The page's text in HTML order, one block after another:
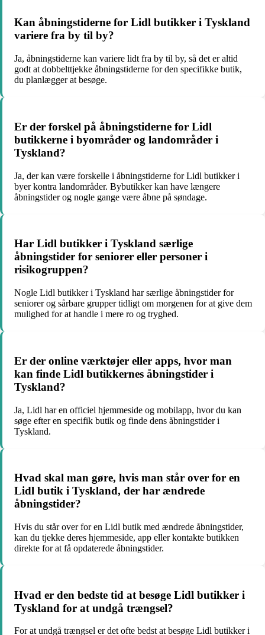
Kan åbningstiderne for Lidl butikker i Tyskland
variere fra by til by?
Ja, åbningstiderne kan variere lidt fra by til by, så det er altid
godt at dobbelttjekke åbningstiderne for den specifikke butik,
du planlægger at besøge.
Er der forskel på åbningstiderne for Lidl
butikkerne i byområder og landområder i
Tyskland?
Ja, der kan være forskelle i åbningstiderne for Lidl butikker i
byer kontra landområder. Bybutikker kan have længere
åbningstider og nogle gange være åbne på søndage.
Har Lidl butikker i Tyskland særlige
åbningstider for seniorer eller personer i
risikogruppen?
Nogle Lidl butikker i Tyskland har særlige åbningstider for
seniorer og sårbare grupper tidligt om morgenen for at give dem
mulighed for at handle i mere ro og tryghed.
Er der online værktøjer eller apps, hvor man
kan finde Lidl butikkernes åbningstider i
Tyskland?
Ja, Lidl har en officiel hjemmeside og mobilapp, hvor du kan
søge efter en specifik butik og finde dens åbningstider i
Tyskland.
Hvad skal man gøre, hvis man står over for en
Lidl butik i Tyskland, der har ændrede
åbningstider?
Hvis du står over for en Lidl butik med ændrede åbningstider,
kan du tjekke deres hjemmeside, app eller kontakte butikken
direkte for at få opdaterede åbningstider.
Hvad er den bedste tid at besøge Lidl butikker i
Tyskland for at undgå trængsel?
For at undgå trængsel er det ofte bedst at besøge Lidl butikker i